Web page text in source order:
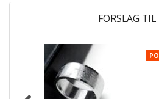
FORSLAG